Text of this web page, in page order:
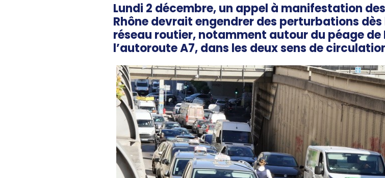
Lundi 2 décembre, un appel à manifestation
Rhône devrait engendrer des perturbations
réseau routier, notamment autour du péage
l’autoroute A7, dans les deux sens de